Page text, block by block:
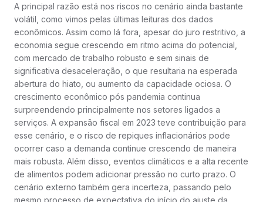
A principal razão está nos riscos no cenário ainda bastante
volátil, como vimos pelas últimas leituras dos dados
econômicos. Assim como lá fora, apesar do juro restritivo, a
economia segue crescendo em ritmo acima do potencial,
com mercado de trabalho robusto e sem sinais de
significativa desaceleração, o que resultaria na esperada
abertura do hiato, ou aumento da capacidade ociosa. O
crescimento econômico pós pandemia continua
surpreendendo principalmente nos setores ligados a
serviços. A expansão fiscal em 2023 teve contribuição para
esse cenário, e o risco de repiques inflacionários pode
ocorrer caso a demanda continue crescendo de maneira
mais robusta. Além disso, eventos climáticos e a alta recente
de alimentos podem adicionar pressão no curto prazo. O
cenário externo também gera incerteza, passando pelo
mesmo processo de expectativa do início do ajuste da